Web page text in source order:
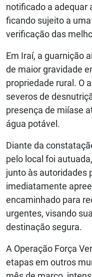
notificado a adequar
ficando sujeito a
verificação das
Em Iraí, a guarnição
de maior gravidade
propriedade rural. O
severos de
presença de miíase
água potável.
Diante da
pelo local foi
junto às autoridades
imediatamente
encaminhado para
urgentes, visando
destinação segura.
A Operação Força
etapas em outros